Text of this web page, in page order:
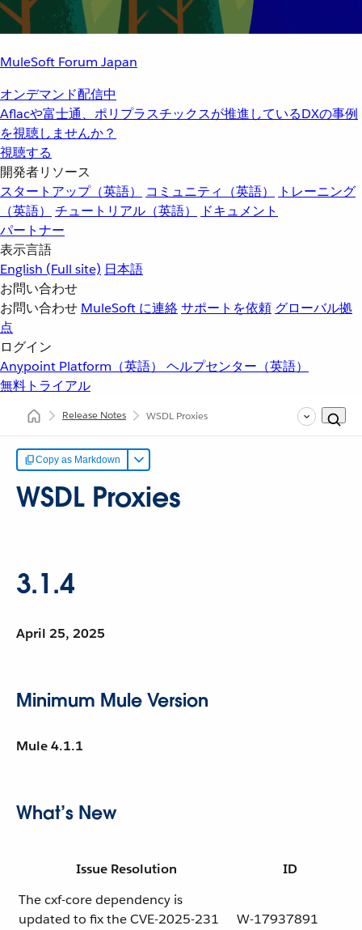
MuleSoft Forum Japan
オンデマンド配信中
Aflacや富士通、ポリプラスチックスが推進しているDXの事例
を視聴しませんか？
視聴する
開発者リソース
スタートアップ（英語）
コミュニティ（英語）
トレーニング
（英語）
チュートリアル（英語）
ドキュメント
パートナー
表示言語
English (Full site) 日本語
お問い合わせ
お問い合わせ MuleSoft に連絡サポートを依頼 グローバル拠
点
ログイン
Anypoint Platform（英語） ヘルプセンター（英語）
無料トライアル
Release Notes WSDL Proxies
Copy as Markdown
WSDL Proxies
3.1.4
April 25, 2025
Minimum Mule Version
Mule 4.1.1
What’s New
Issue Resolution
ID
The cxf-core dependency is
updated to fix the CVE-2025-231
W-17937891